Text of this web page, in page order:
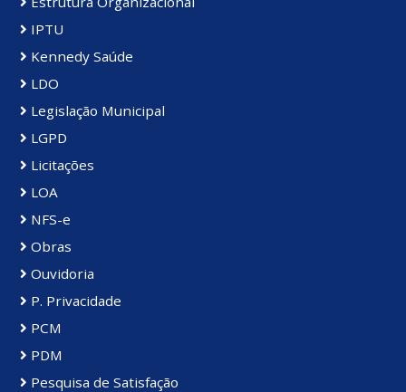
IPTU
Kennedy Saúde
LDO
Legislação Municipal
LGPD
Licitações
LOA
NFS-e
Obras
Ouvidoria
P. Privacidade
PCM
PDM
Pesquisa de Satisfação